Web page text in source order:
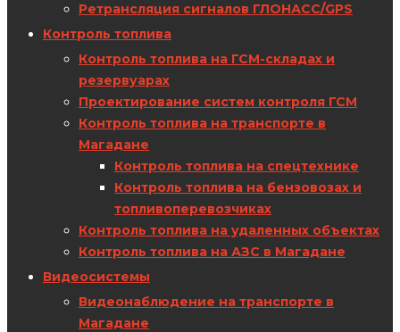
Ретрансляция сигналов ГЛОНАСС/GPS
Контроль топлива
Контроль топлива на ГСМ-складах и
резервуарах
Проектирование систем контроля ГСМ
Контроль топлива на транспорте в
Магадане
Контроль топлива на спецтехнике
Контроль топлива на бензовозах и
топливоперевозчиках
Контроль топлива на удаленных объектах
Контроль топлива на АЗС в Магадане
Видеосистемы
Видеонаблюдение на транспорте в
Магадане